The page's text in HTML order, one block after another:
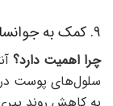
۹. کمک به جوانسازی پوست و مقابله با پیری
چرا اهمیت دارد؟
سلول‌های پوست در